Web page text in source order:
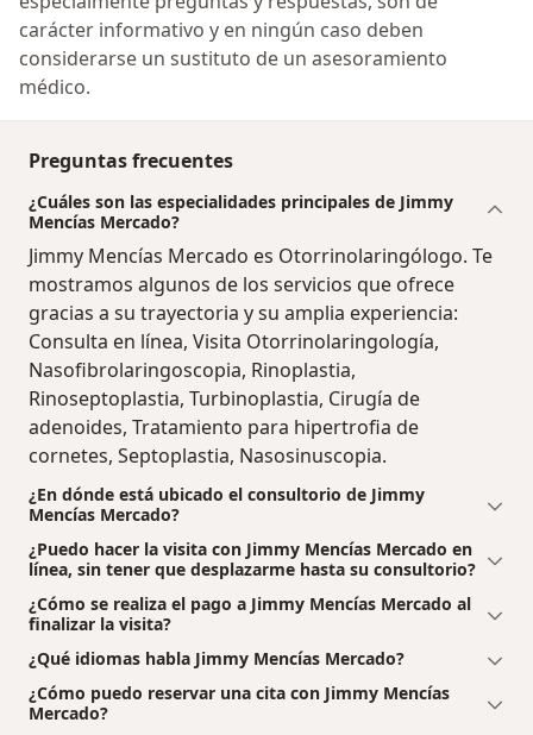
carácter informativo y en ningún caso deben
considerarse un sustituto de un asesoramiento
médico.
Preguntas frecuentes
¿Cuáles son las especialidades principales de Jimmy
Mencías Mercado?
Jimmy Mencías Mercado es Otorrinolaringólogo. Te
mostramos algunos de los servicios que ofrece
gracias a su trayectoria y su amplia experiencia:
Consulta en línea, Visita Otorrinolaringología,
Nasofibrolaringoscopia, Rinoplastia,
Rinoseptoplastia, Turbinoplastia, Cirugía de
adenoides, Tratamiento para hipertrofia de
cornetes, Septoplastia, Nasosinuscopia.
¿En dónde está ubicado el consultorio de Jimmy
Mencías Mercado?
¿Puedo hacer la visita con Jimmy Mencías Mercado en
línea, sin tener que desplazarme hasta su consultorio?
¿Cómo se realiza el pago a Jimmy Mencías Mercado al
finalizar la visita?
¿Qué idiomas habla Jimmy Mencías Mercado?
¿Cómo puedo reservar una cita con Jimmy Mencías
Mercado?